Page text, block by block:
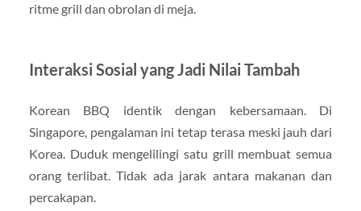
ritme grill dan obrolan di meja.
Interaksi Sosial yang Jadi Nilai Tambah
Korean BBQ identik dengan kebersamaan. Di
Singapore, pengalaman ini tetap terasa meski jauh dari
Korea. Duduk mengelilingi satu grill membuat semua
orang terlibat. Tidak ada jarak antara makanan dan
percakapan.